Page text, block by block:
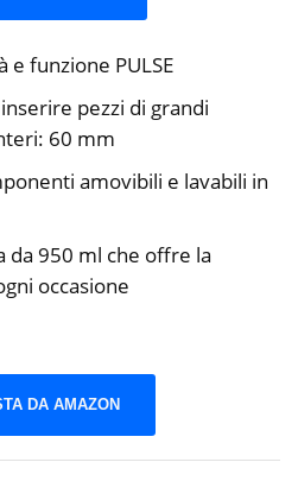
funzione PULSE
pezzi di grandi
60 mm
amovibili e lavabili in
da 950 ml che offre la
occasione
DA AMAZON